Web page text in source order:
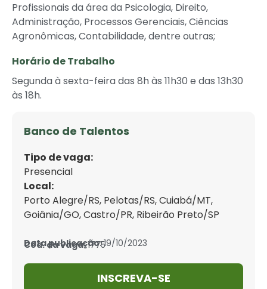
Profissionais da área da Psicologia, Direito,
Administração, Processos Gerenciais, Ciências
Agronômicas, Contabilidade, dentre outras;
Horário de Trabalho
Segunda à sexta-feira das 8h às 11h30 e das 13h30
às 18h.
Banco de Talentos
Tipo de vaga:
Presencial
Local:
Porto Alegre/RS, Pelotas/RS, Cuiabá/MT,
Goiânia/GO, Castro/PR, Ribeirão Preto/SP
Data publicação:19/10/2023
Cód. da vaga:1775
INSCREVA-SE